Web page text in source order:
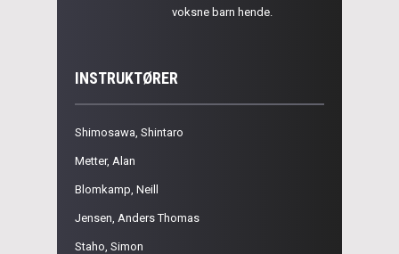
voksne barn hende.
INSTRUKTØRER
Shimosawa, Shintaro
Metter, Alan
Blomkamp, Neill
Jensen, Anders Thomas
Staho, Simon